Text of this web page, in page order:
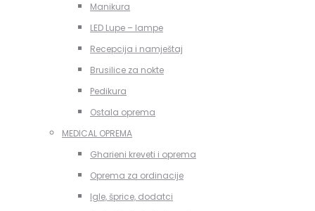
Manikura
LED Lupe – lampe
Recepcija i namještaj
Brusilice za nokte
Pedikura
Ostala oprema
MEDICAL OPREMA
Gharieni kreveti i oprema
Oprema za ordinacije
Igle, šprice, dodatci